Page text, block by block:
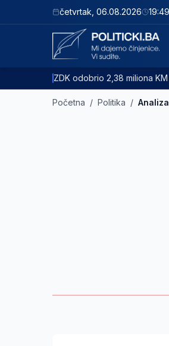
četvrtak 06.08.2026 19:49
ZDK odobrio 2,38 miliona
Početna / Politika / Analiza